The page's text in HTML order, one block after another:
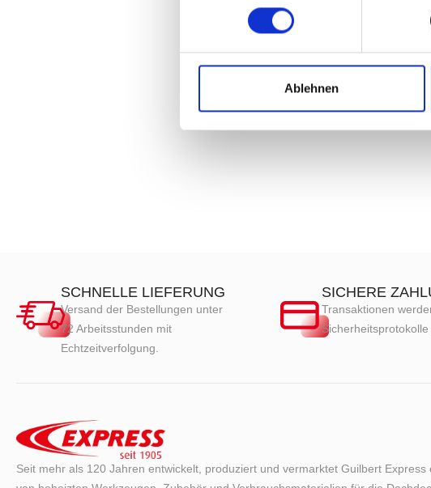
Ablehnen
97,30
116,76
Schnellanschluss benutzt Art.-Nr.
Art.-Nr.: 660
SCHNELLE LIEFERUNG
Versand der Bestellungen unter
72 Arbeitsstunden mit
Echtzeitverfolgung.
SICHERE
Transaktionen
Seit mehr als 120 Jahren entwickelt, produziert und vermarktet Guilbert Express